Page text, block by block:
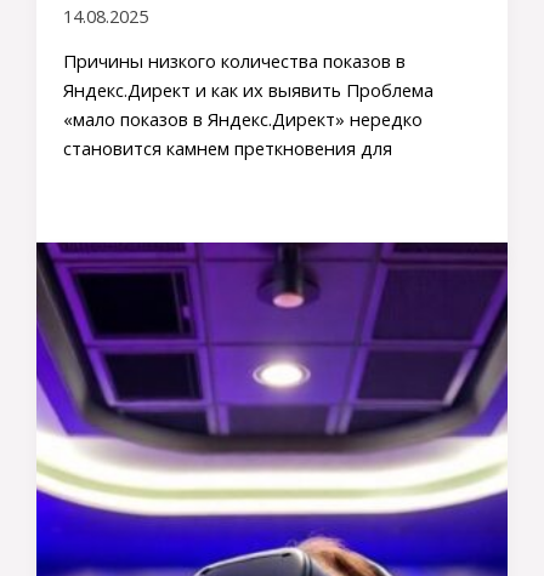
14.08.2025
Причины низкого количества показов в
Яндекс.Директ и как их выявить Проблема
«мало показов в Яндекс.Директ» нередко
становится камнем преткновения для